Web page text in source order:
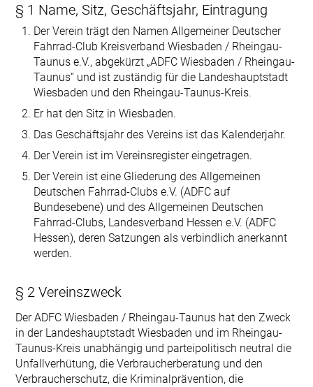
§ 1 Name, Sitz, Geschäftsjahr, Eintragung
Der Verein trägt den Namen Allgemeiner Deutscher
Fahrrad-Club Kreisverband Wiesbaden / Rheingau-
Taunus e.V., abgekürzt „ADFC Wiesbaden / Rheingau-
Taunus“ und ist zuständig für die Landeshauptstadt
Wiesbaden und den Rheingau-Taunus-Kreis.
Er hat den Sitz in Wiesbaden.
Das Geschäftsjahr des Vereins ist das Kalenderjahr.
Der Verein ist im Vereinsregister eingetragen.
Der Verein ist eine Gliederung des Allgemeinen
Deutschen Fahrrad-Clubs e.V. (ADFC auf
Bundesebene) und des Allgemeinen Deutschen
Fahrrad-Clubs, Landesverband Hessen e.V. (ADFC
Hessen), deren Satzungen als verbindlich anerkannt
werden.
§ 2 Vereinszweck
Der ADFC Wiesbaden / Rheingau-Taunus hat den Zweck
in der Landeshaupt­stadt Wiesbaden und im Rheingau-
Taunus-Kreis unabhängig und parteipolitisch neutral die
Unfallverhütung, die Verbraucherberatung und den
Verbraucher­schutz, die Kriminalprävention, die